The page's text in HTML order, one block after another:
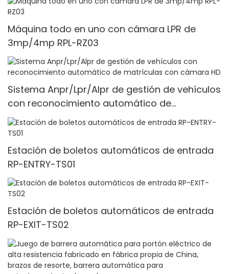
Máquina todo en uno con cámara LPR de
3mp/4mp RPL-RZ03
Sistema Anpr/Lpr/Alpr de gestión de vehículos
con reconocimiento automático de
matrículas con cámara HD
Estación de boletos automáticos de entrada
RP-ENTRY-TS01
Estación de boletos automáticos de entrada
RP-EXIT-TS02